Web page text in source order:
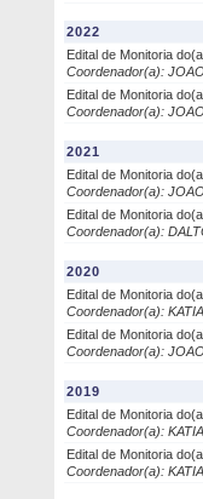
2022
Edital de Monitoria
Coordenador(a):
Edital de Monitoria
Coordenador(a):
2021
Edital de Monitoria
Coordenador(a):
Edital de Monitoria
Coordenador(a):
2020
Edital de Monitoria
Coordenador(a):
Edital de Monitoria
Coordenador(a):
2019
Edital de Monitoria
Coordenador(a):
Edital de Monitoria
Coordenador(a):